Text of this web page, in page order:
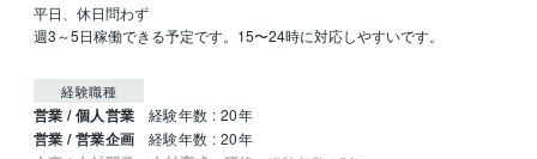
平日、休日問わず
週3～5日稼働できる予定です。15〜24時に対応しやすいです。
経験職種
営業 / 個人営業 経験年数 : 20年
営業 / 営業企画 経験年数 : 20年